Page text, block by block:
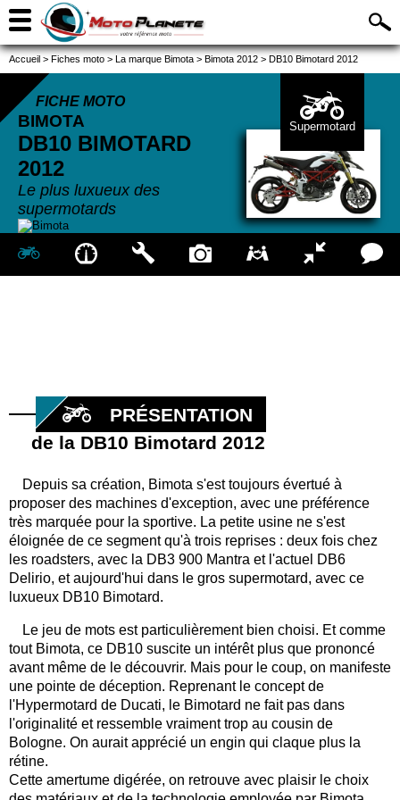
Accueil > Fiches moto > La marque Bimota > Bimota 2012 > DB10 Bimotard 2012
FICHE MOTO
BIMOTA
DB10 BIMOTARD
2012
Le plus luxueux des
supermotards
Supermotard
PRÉSENTATION
de la DB10 Bimotard 2012
Depuis sa création, Bimota s'est toujours évertué à
proposer des machines d'exception, avec une préférence
très marquée pour la sportive. La petite usine ne s'est
éloignée de ce segment qu'à trois reprises : deux fois chez
les roadsters, avec la DB3 900 Mantra et l'actuel DB6
Delirio, et aujourd'hui dans le gros supermotard, avec ce
luxueux DB10 Bimotard.
Le jeu de mots est particulièrement bien choisi. Et comme
tout Bimota, ce DB10 suscite un intérêt plus que prononcé
avant même de le découvrir. Mais pour le coup, on manifeste
une pointe de déception. Reprenant le concept de
l'Hypermotard de Ducati, le Bimotard ne fait pas dans
l'originalité et ressemble vraiment trop au cousin de
Bologne. On aurait apprécié un engin qui claque plus la
rétine.
Cette amertume digérée, on retrouve avec plaisir le choix